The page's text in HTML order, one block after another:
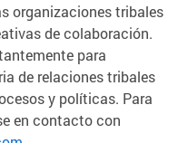
organizaciones tribales
de colaboración.
para
de relaciones tribales
y políticas. Para
en contacto con